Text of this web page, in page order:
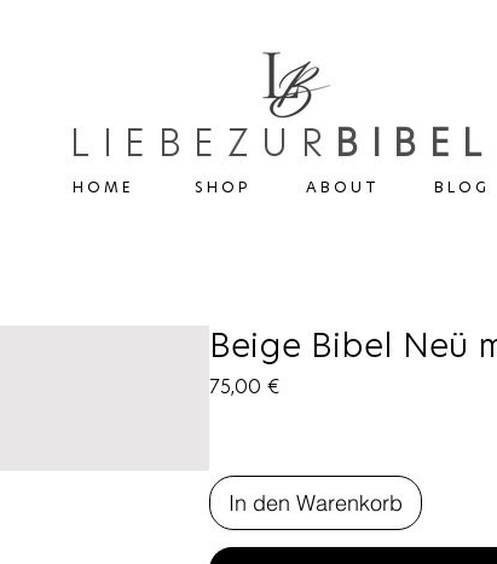
LIEBEZUR BIBEL
H O M E S H O P A B O U T B L O G
Beige Bibel Neü
75,00 €Preis
In den Warenkorb